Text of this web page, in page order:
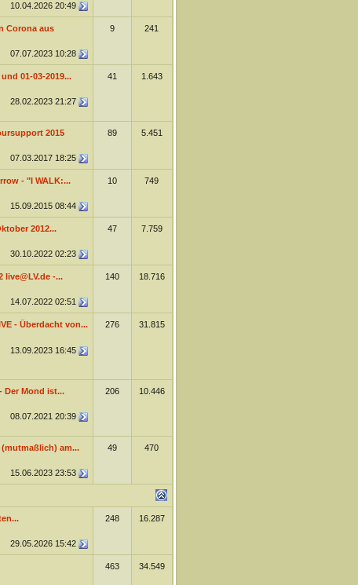
10.04.2026 20:49
Corona aus
07.07.2023 10:28
9 241
01-03-2019...
28.02.2023 21:27
41 1.643
2015
07.03.2017 18:25
89 5.451
- "I WALK:...
15.09.2015 08:44
10 749
2012...
30.10.2022 02:23
47 7.759
live@LV.de -...
14.07.2022 02:51
140 18.716
- Überdacht von...
13.09.2023 16:45
276 31.815
Der Mond ist...
08.07.2021 20:39
206 10.446
am...
15.06.2023 23:53
49 470
29.05.2026 15:42
248 16.287
463 34.549